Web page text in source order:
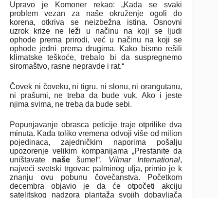
Upravo je Komoner rekao: „Kada se svaki
problem vezan za naše okruženje ogoli do
korena, otkriva se neizbežna istina. Osnovni
uzrok krize ne leži u načinu na koji se ljudi
ophode prema prirodi, već u načinu na koji se
ophode jedni prema drugima. Kako bismo rešili
klimatske teškoće, trebalo bi da suspregnemo
siromaštvo, rasne nepravde i rat.“
Čovek ni čoveku, ni tigru, ni slonu, ni orangutanu,
ni prašumi, ne treba da bude vuk. Ako i jeste
njima svima, ne treba da bude sebi.
Popunjavanje obrasca peticije traje otprilike dva
minuta. Kada toliko vremena odvoji više od milion
pojedinaca, zajedničkim naporima pošalju
upozorenje velikim kompanijama „Prestanite da
uništavate našešume!“. Vilmar International,
najveći svetski trgovac palminog ulja, primio je k
znanju ovu pobunu čovečanstva. Početkom
decembra objavio je da će otpočeti akciju
satelitskog nadzora plantaža svojih dobavljača